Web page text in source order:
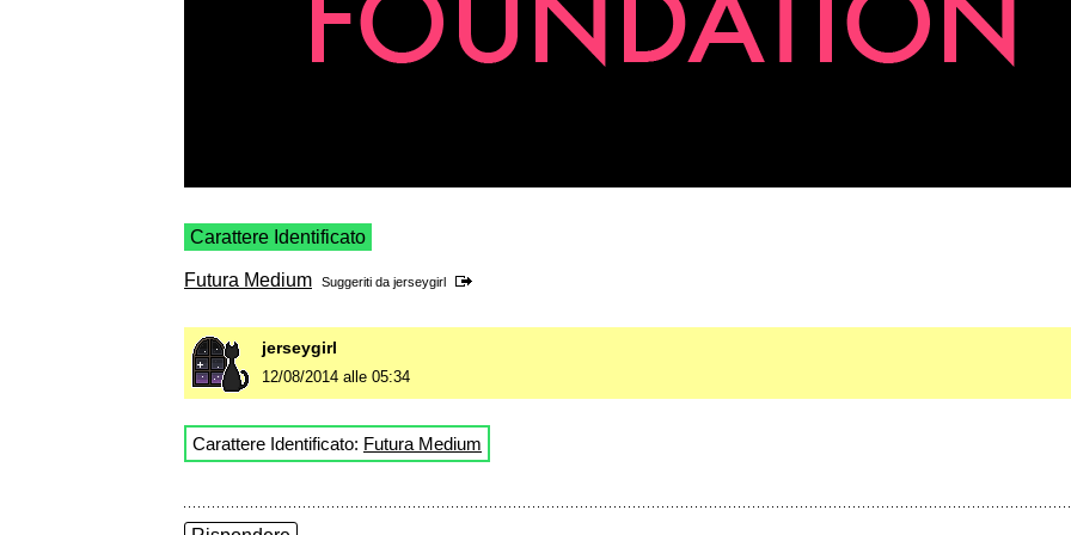
Carattere Identificato
Futura Medium Suggeriti da jerseygirl
jerseygirl
12/08/2014 alle 05:34
Carattere Identificato: Futura Medium